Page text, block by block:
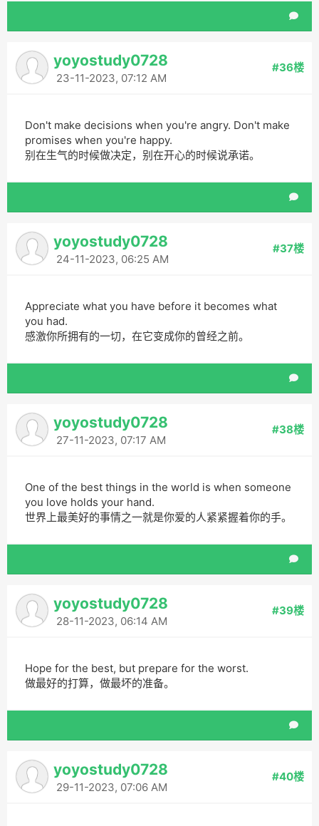
yoyostudy0728
23-11-2023, 07:12 AM
#36楼
Don't make decisions when you're angry. Don't make
promises when you're happy.
别在生气的时候做决定，别在开心的时候说承诺。
yoyostudy0728
24-11-2023, 06:25 AM
#37楼
Appreciate what you have before it becomes what
you had.
感激你所拥有的一切，在它变成你的曾经之前。
yoyostudy0728
27-11-2023, 07:17 AM
#38楼
One of the best things in the world is when someone
you love holds your hand.
世界上最美好的事情之一就是你爱的人紧紧握着你的手。
yoyostudy0728
28-11-2023, 06:14 AM
#39楼
Hope for the best, but prepare for the worst.
做最好的打算，做最坏的准备。
yoyostudy0728
29-11-2023, 07:06 AM
#40楼